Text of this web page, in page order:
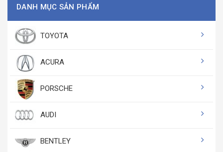
DANH MỤC SẢN PHẨM
TOYOTA
ACURA
PORSCHE
AUDI
BENTLEY